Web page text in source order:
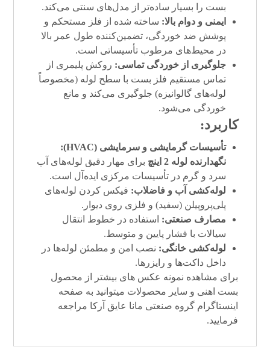
بست را بسیار ساده‌تر از مدل‌های سنتی می‌کند.
ایمنی و دوام بالا: ساخته شده از فلز مستحکم و
پوشش ضد خوردگی، تضمین‌کننده طول عمر بالا
در محیط‌های مرطوب تأسیساتی است.
جلوگیری از خوردگی تماسی: روکش پلیمری از
تماس مستقیم فلز بست با سطح لوله (مخصوصاً
لوله‌های گالوانیزه) جلوگیری می‌کند و مانع
خوردگی می‌شود.
کاربرد:
تأسیسات گرمایشی و سرمایشی (HVAC):
نگهدارنده لوله 2 اینچ
برای مهار دقیق لوله‌های آب
سرد و گرم در تأسیسات مرکزی ایده‌آل است.
لوله‌کشی آب و فاضلاب: فیکس کردن لوله‌های
پلی‌پروپیلن (سفید) و فلزی روی دیوار.
مصارف صنعتی: استفاده در خطوط انتقال
سیالات با فشار پایین و متوسط.
لوله‌کشی خانگی: نصب امن و مطمئن لوله‌ها در
داخل داکت‌ها و رایزرها.
برای مشاهده نمونه عکس های بیشتر از محصول
بست اهنی و سایر محصولات میتوانید به صفحه
اینستاگرام گروه صنعتی مانا عایق آرکا مراجعه
فرمایید.